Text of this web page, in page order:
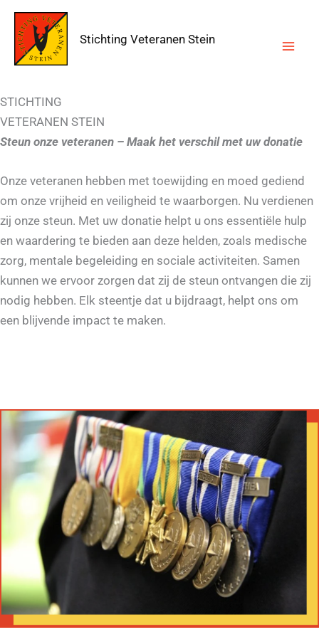
naar
inhoud
Stichting Veteranen Stein
STICHTING
VETERANEN STEIN
Steun onze veteranen – Maak het verschil met uw donatie
Onze veteranen hebben met toewijding en moed gediend
om onze vrijheid en veiligheid te waarborgen. Nu verdienen
zij onze steun. Met uw donatie helpt u ons essentiële hulp
en waardering te bieden aan deze helden, zoals medische
zorg, mentale begeleiding en sociale activiteiten. Samen
kunnen we ervoor zorgen dat zij de steun ontvangen die zij
nodig hebben. Elk steentje dat u bijdraagt, helpt ons om
een blijvende impact te maken.